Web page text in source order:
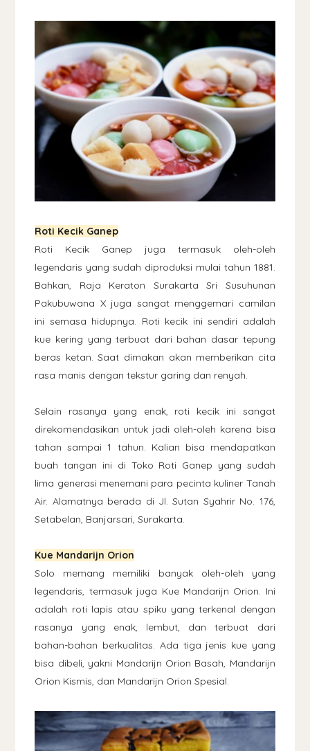
Roti Kecik Ganep
Roti Kecik Ganep juga termasuk oleh-oleh
legendaris yang sudah diproduksi mulai tahun 1881.
Bahkan, Raja Keraton Surakarta Sri Susuhunan
Pakubuwana X juga sangat menggemari camilan
ini semasa hidupnya. Roti kecik ini sendiri adalah
kue kering yang terbuat dari bahan dasar tepung
beras ketan. Saat dimakan akan memberikan cita
rasa manis dengan tekstur garing dan renyah.
Selain rasanya yang enak, roti kecik ini sangat
direkomendasikan untuk jadi oleh-oleh karena bisa
tahan sampai 1 tahun. Kalian bisa mendapatkan
buah tangan ini di Toko Roti Ganep yang sudah
lima generasi menemani para pecinta kuliner Tanah
Air. Alamatnya berada di Jl. Sutan Syahrir No. 176,
Setabelan, Banjarsari, Surakarta.
Kue Mandarijn Orion
Solo memang memiliki banyak oleh-oleh yang
legendaris, termasuk juga Kue Mandarijn Orion. Ini
adalah roti lapis atau spiku yang terkenal dengan
rasanya yang enak, lembut, dan terbuat dari
bahan-bahan berkualitas. Ada tiga jenis kue yang
bisa dibeli, yakni Mandarijn Orion Basah, Mandarijn
Orion Kismis, dan Mandarijn Orion Spesial.